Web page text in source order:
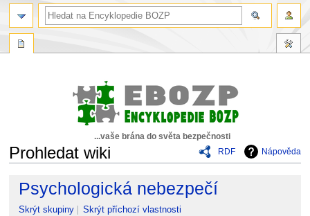
...vaše brána do světa bezpečnosti
RDF
Nápověda
Prohledat wiki
Skočit
navigaci
Skočit
vyhledávání
Psychologická nebezpečí
Skrýt skupiny Skrýt příchozí vlastnosti